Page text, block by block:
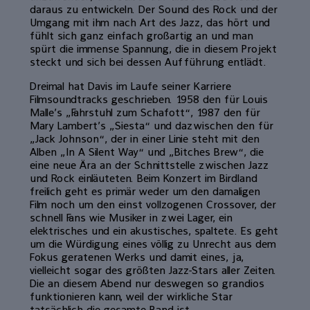
daraus zu entwickeln. Der Sound des Rock und der
Umgang mit ihm nach Art des Jazz, das hört und
fühlt sich ganz einfach großartig an und man
spürt die immense Spannung, die in diesem Projekt
steckt und sich bei dessen Aufführung entlädt.
Dreimal hat Davis im Laufe seiner Karriere
Filmsoundtracks geschrieben. 1958 den für Louis
Malle’s „Fahrstuhl zum Schafott“, 1987 den für
Mary Lambert’s „Siesta“ und dazwischen den für
„Jack Johnson“, der in einer Linie steht mit den
Alben „In A Silent Way“ und „Bitches Brew“, die
eine neue Ära an der Schnittstelle zwischen Jazz
und Rock einläuteten. Beim Konzert im Birdland
freilich geht es primär weder um den damaligen
Film noch um den einst vollzogenen Crossover, der
schnell Fans wie Musiker in zwei Lager, ein
elektrisches und ein akustisches, spaltete. Es geht
um die Würdigung eines völlig zu Unrecht aus dem
Fokus geratenen Werks und damit eines, ja,
vielleicht sogar des größten Jazz-Stars aller Zeiten.
Die an diesem Abend nur deswegen so grandios
funktionieren kann, weil der wirkliche Star